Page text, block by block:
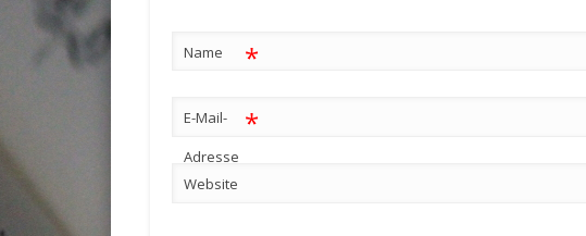
Name *
E-Mail-
Adresse
*
Website